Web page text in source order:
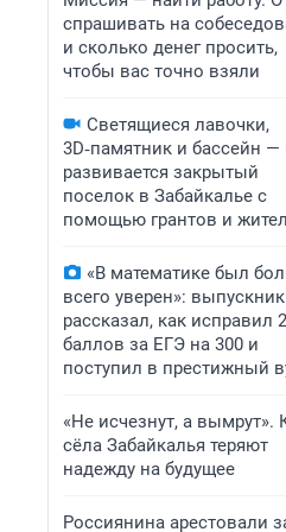
спрашивать на
и сколько денег просить,
чтобы вас точно взяли
Светящиеся лавочки,
3D‑памятник и бассейн —
развивается закрытый
поселок в Забайкалье с
помощью грантов и
«В математике был
всего уверен»: выпускник
рассказал, как исправил
баллов за ЕГЭ на 300 и
поступил в престижный
«Не исчезнут, а вымрут».
сёла Забайкалья теряют
надежду на будущее
Россиянина арестовали